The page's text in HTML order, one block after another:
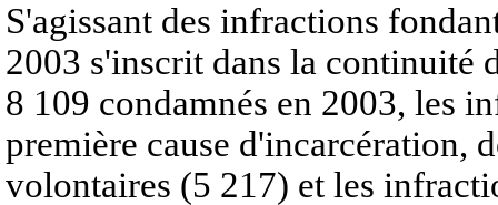
S'agissant des infractions
2003 s'inscrit dans la continuité
8 109 condamnés en 2003, les
première cause d'incarcération,
volontaires (5 217) et les